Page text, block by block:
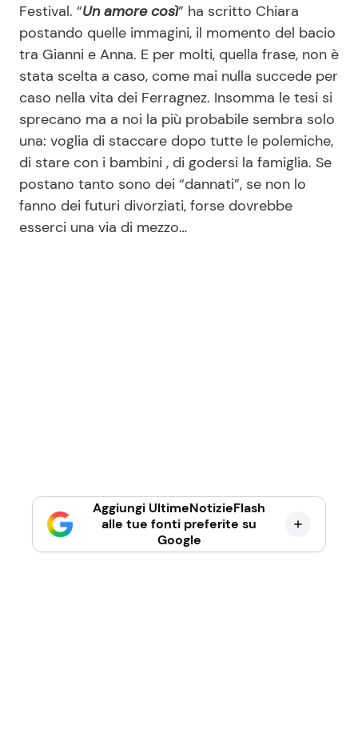
Festival. “Un amore così” ha scritto Chiara
postando quelle immagini, il momento del bacio
tra Gianni e Anna. E per molti, quella frase, non è
stata scelta a caso, come mai nulla succede per
caso nella vita dei Ferragnez. Insomma le tesi si
sprecano ma a noi la più probabile sembra solo
una: voglia di staccare dopo tutte le polemiche,
di stare con i bambini , di godersi la famiglia. Se
postano tanto sono dei “dannati”, se non lo
fanno dei futuri divorziati, forse dovrebbe
esserci una via di mezzo…
Aggiungi UltimeNotizieFlash
alle tue fonti preferite su
Google